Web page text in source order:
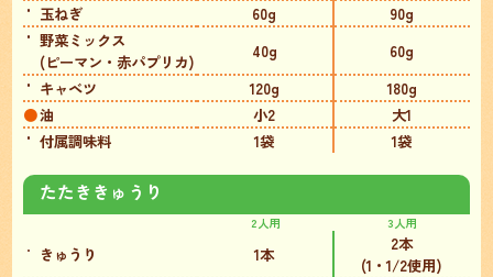
玉ねぎ
60g
90g
野菜ミックス
(ピーマン・赤パプリカ)
40g
60g
キャベツ
120g
180g
油
小2
大1
付属調味料
1袋 1袋
たたききゅうり
2人用 3人用
きゅうり 1本
2本
(1・1/2使用)